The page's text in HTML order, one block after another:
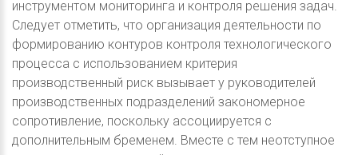
инструментом мониторинга и контроля решения задач.
Следует отметить, что организация деятельности по
формированию контуров контроля технологического
процесса с использованием критерия
производственный риск вызывает у руководителей
производственных подразделений закономерное
сопротивление, поскольку ассоциируется с
дополнительным бременем. Вместе с тем неотступное